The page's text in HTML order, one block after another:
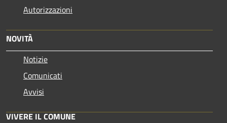
Autorizzazioni
NOVITÀ
Notizie
Comunicati
Avvisi
VIVERE IL COMUNE